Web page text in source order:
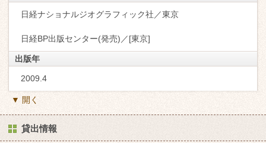
日経ナショナルジオグラフィック社／東京
日経BP出版センター(発売)／[東京]
出版年
2009.4
▼ 開く
貸出情報